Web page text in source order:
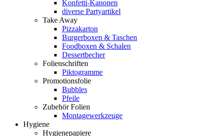
Konfetti-Kanonen
diverse Partyartikel
Take Away
Pizzakarton
Burgerboxen & Taschen
Foodboxen & Schalen
Dessertbecher
Folienschriften
Piktogramme
Promotionsfolie
Bubbles
Pfeile
Zubehör Folien
Montagewerkzeuge
Hygiene
Hygienepapiere